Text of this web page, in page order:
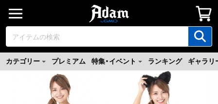
カテゴリー プレミアム 特集・イベント ランキング ギャラリ